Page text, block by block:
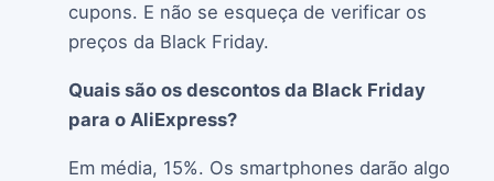
cupons. E não se esqueça de verificar os
preços da Black Friday.
Quais são os descontos da Black Friday
para o AliExpress?
Em média, 15%. Os smartphones darão algo